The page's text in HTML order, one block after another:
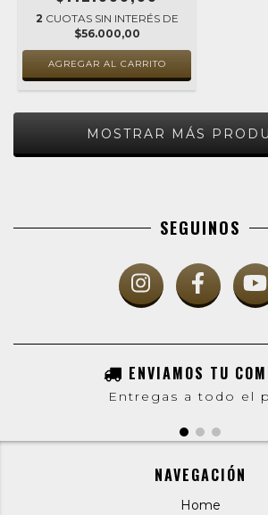
2 CUOTAS SIN INTERÉS DE
$56.000,00
MOSTRAR MÁS
SEGUINOS
ENVIAMOS TU
Entregas a todo el
NAVEGACIÓN
Home